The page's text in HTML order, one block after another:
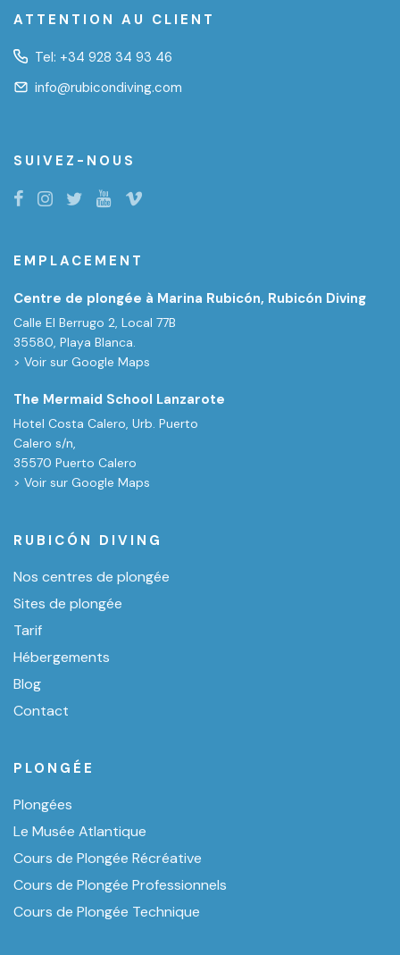
ATTENTION AU CLIENT
Tel: +34 928 34 93 46
info@rubicondiving.com
SUIVEZ-NOUS
EMPLACEMENT
Centre de plongée à Marina Rubicón, Rubicón Diving
Calle El Berrugo 2, Local 77B
35580, Playa Blanca.
> Voir sur Google Maps
The Mermaid School Lanzarote
Hotel Costa Calero, Urb. Puerto
Calero s/n,
35570 Puerto Calero
> Voir sur Google Maps
RUBICÓN DIVING
Nos centres de plongée
Sites de plongée
Tarif
Hébergements
Blog
Contact
PLONGÉE
Plongées
Le Musée Atlantique
Cours de Plongée Récréative
Cours de Plongée Professionnels
Cours de Plongée Technique